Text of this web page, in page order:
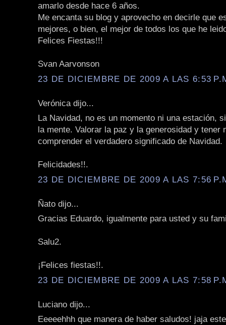
amarlo desde hace 6 años.
Me encanta su blog y aprovecho en decirle que
mejores, o bien, el mejor de todos los que he
Felices Fiestas!!!
Svan Aarvonson
23 DE DICIEMBRE DE 2009 A LAS 6:53
Verónica dijo...
La Navidad, no es un momento ni una estación,
la mente. Valorar la paz y la generosidad y tener
comprender el verdadero significado de Navidad.
Felicidades!!.
23 DE DICIEMBRE DE 2009 A LAS 7:56
Ñato dijo...
Gracias Eduardo, igualmente para usted y su
Salu2.
¡Felices fiestas!!.
23 DE DICIEMBRE DE 2009 A LAS 7:58
Luciano dijo...
Eeeeehhh que manera de haber saludos! jaja